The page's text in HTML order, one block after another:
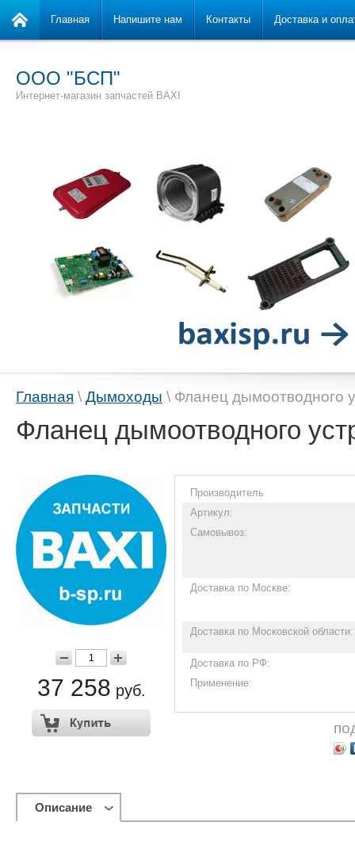
ООО "БСП"
Интернет-магазин запчастей BAXI
Главная Напишите нам Контакты Доставка и
Главная \ Дымоходы \ Фланец дымоотводного
Фланец дымоотводного
37 258 руб.
Производитель
Артикул:
Самовывоз:
Доставка по Москве:
Доставка по Московской области:
Доставка по РФ:
Применение:
Описание